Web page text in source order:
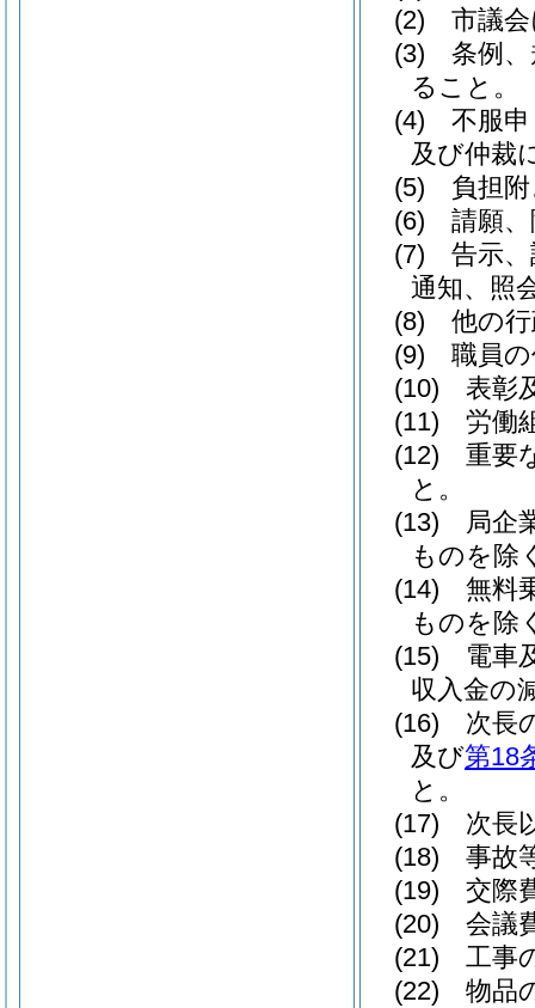
(2)
市議
(3)
条例
ること。
(4)
不服
及び仲裁
(5)
負担
(6)
請願
(7)
告示
通知、照
(8)
他の
(9)
職員
(10)
表彰
(11)
労働
(12)
重要
と。
(13)
局企
ものを除
(14)
無料
ものを除
(15)
電車
収入金の
(16)
次長
及び第18
と。
(17)
次長
(18)
事故
(19)
交際
(20)
会議
(21)
工事
(22)
物品